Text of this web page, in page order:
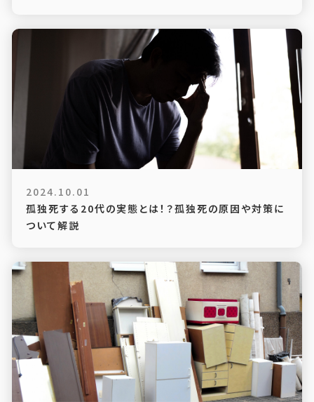
2024.10.01
孤独死する20代の実態とは！？孤独死の原因や対策に
ついて解説